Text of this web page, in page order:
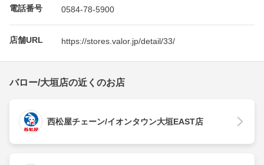
電話番号 0584-78-5900
店舗URL https://stores.valor.jp/detail/33/
バロー/大垣店の近くのお店
西松屋チェーン/イオンタウン大垣EAST店